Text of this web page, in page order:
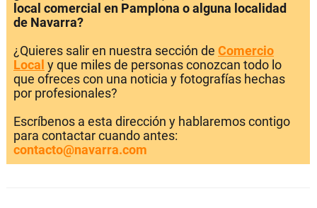
local comercial en Pamplona o alguna localidad
de Navarra?
¿Quieres salir en nuestra sección de Comercio
Local y que miles de personas conozcan todo lo
que ofreces con una noticia y fotografías hechas
por profesionales?
Escríbenos a esta dirección y hablaremos contigo
para contactar cuando antes:
contacto@navarra.com